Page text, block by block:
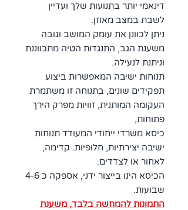
דינאמי יותר בתנועות שלך ועדיין
לשבת במצב מאוזן.
ניתן לכוונן את עומק המושב וגובה
משענת הגב, התנגדות הטיה מתכווננת
וניתנת לנעילה.
תנוחות ישיבה המאפשרות ביצוע
תפקידים שונים, בתנוחה זו משתמרת
העקומה המותנית, זוויות מפרק הירך
פתוחות,
כיסא משרדי ייחודי המעודד תנוחות
ישיבה יצירתיות, חלופיות. קדימה,
לאחור או לצדדים.
הכיסא הינו בייצור ידני, אספקה כ 4-6
שבועות.
התמונות להמחשה בלבד, משענת